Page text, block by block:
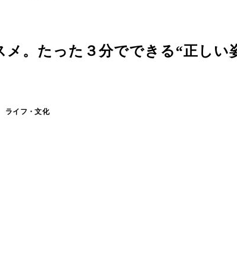
メ。たった３分でできる“正しい
ライフ・文化